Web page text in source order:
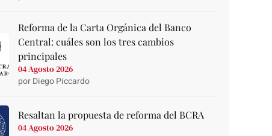
Reforma de la Carta Orgánica del Banco
Central: cuáles son los tres cambios
principales
04 Agosto 2026
por Diego Piccardo
Resaltan la propuesta de reforma del BCRA
04 Agosto 2026